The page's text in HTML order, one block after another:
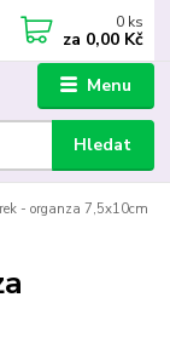
Menu
Hledat
0 ks
za 0,00 Kč
- organza 7,5x10cm